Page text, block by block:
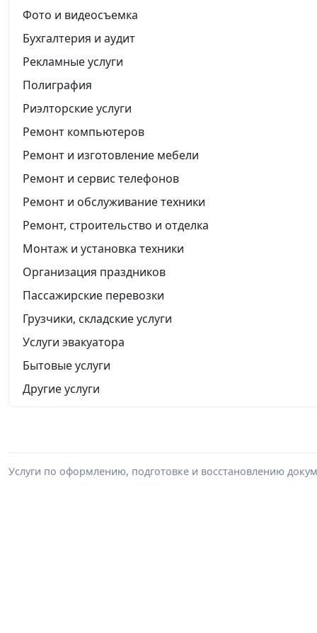
Фото и видеосъемка
Бухгалтерия и аудит
Рекламные услуги
Полиграфия
Риэлторские услуги
Ремонт компьютеров
Ремонт и изготовление мебели
Ремонт и сервис телефонов
Ремонт и обслуживание техники
Ремонт, строительство и отделка
Монтаж и установка техники
Организация праздников
Пассажирские перевозки
Грузчики, складские услуги
Услуги эвакуатора
Бытовые услуги
Другие услуги
Услуги по оформлению, подготовке и восстановлению